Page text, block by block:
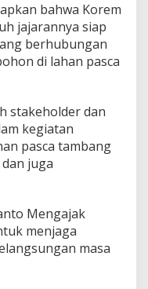
bahwa Korem
jajarannya siap
berhubungan
di lahan pasca
stakeholder dan
kegiatan
pasca tambang
juga
Mengajak
menjaga
masa